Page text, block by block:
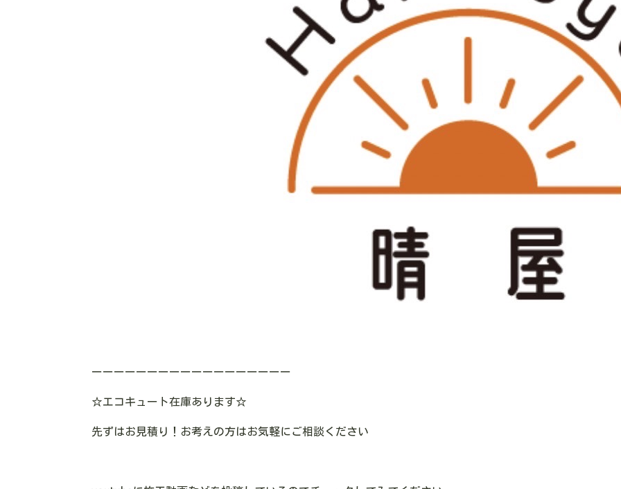
ーーーーーーーーーーーーーーーーーー
☆エコキュート在庫あります☆
先ずはお見積り！お考えの方はお気軽にご相談ください